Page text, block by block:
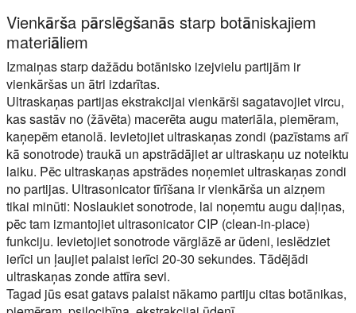
Vienkārša pārslēgšanās starp botāniskajiem
materiāliem
Izmaiņas starp dažādu botānisko izejvielu partijām ir
vienkāršas un ātri izdarītas.
Ultraskaņas partijas ekstrakcijai vienkārši sagatavojiet vircu,
kas sastāv no (žāvēta) macerēta augu materiāla, piemēram,
kaņepēm etanolā. Ievietojiet ultraskaņas zondi (pazīstams arī
kā sonotrode) traukā un apstrādājiet ar ultraskaņu uz noteiktu
laiku. Pēc ultraskaņas apstrādes noņemiet ultraskaņas zondi
no partijas. Ultrasonicator tīrīšana ir vienkārša un aizņem
tikai minūti: Noslaukiet sonotrode, lai noņemtu augu daļiņas,
pēc tam izmantojiet ultrasonicator CIP (clean-in-place)
funkciju. Ievietojiet sonotrode vārglāzē ar ūdeni, ieslēdziet
ierīci un ļaujiet palaist ierīci 20-30 sekundes. Tādējādi
ultraskaņas zonde attīra sevi.
Tagad jūs esat gatavs palaist nākamo partiju citas botānikas,